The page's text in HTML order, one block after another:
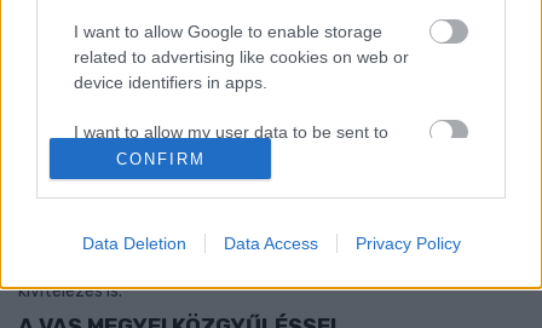
I want to allow Google to enable storage
related to advertising like cookies on web or
device identifiers in apps.
I want to allow my user data to be sent to
Google for online advertising purposes.
personalized advertising.
CONFIRM
Data Deletion Data Access Privacy Policy
számítanak majd a győztes kihirdetésénél.
KIADÓ A SZOMBATHELYI MSH BÜFÉJE
Nettó 166 ezer 400 forintos havidíjról indul a licit.
A KÉZILABDA SZÖVETSÉG JÓVÁHAGYTA A
SZOMBATHELYI KÉZILABDA-CSARNOK
2022. május. 21. 10:16
kivitelezés is.